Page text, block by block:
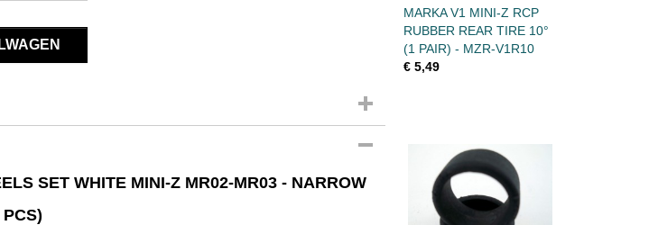
0,10 Kg
SET WHITE MINI-Z MR02-MR03 - NARROW
MARKA V1 MINI-Z RCP
RUBBER REAR TIRE 10°
(1 PAIR) - MZR-V1R10
€ 5,49